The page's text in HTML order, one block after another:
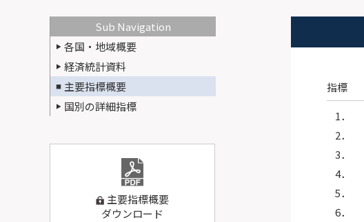
Sub Navigation
各国・地域概要
経済統計資料
主要指標概要
国別の詳細指標
主要指標概要
ダウンロード
指標
1．
2．
3．
4．
5．
6．